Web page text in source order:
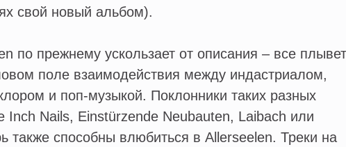
свой новый альбом).
по прежнему ускользает от описания – все плывет
поле взаимодействия между индастриалом,
и поп-музыкой. Поклонники таких разных
Inch Nails, Einstürzende Neubauten, Laibach или
также способны влюбиться в Allerseelen. Треки на